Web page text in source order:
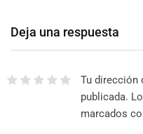
Deja una respuesta
Tu dirección
publicada.
marcados